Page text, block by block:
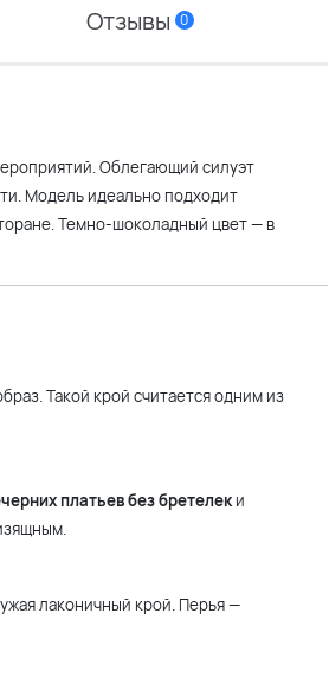
Отзывы 0
Облегающий силуэт
Модель идеально подходит
Темно-шоколадный цвет — в
Такой крой считается одним из
платьев без бретелеки
лаконичный крой. Перья —